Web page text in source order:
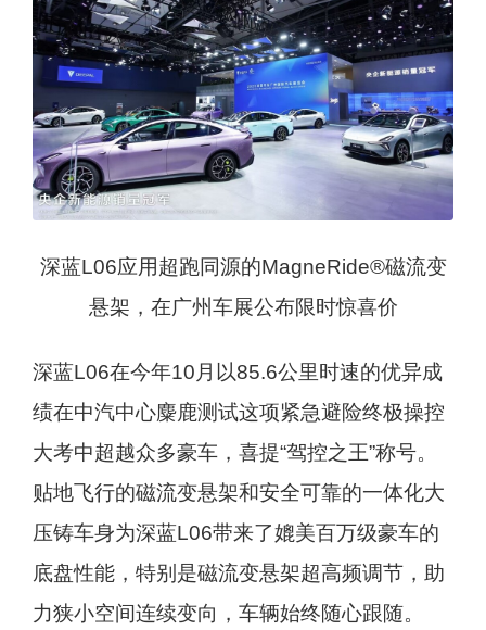
深蓝L06应用超跑同源的MagneRide®磁流变
悬架，在广州车展公布限时惊喜价
深蓝L06在今年10月以85.6公里时速的优异成
绩在中汽中心麋鹿测试这项紧急避险终极操控
大考中超越众多豪车，喜提“驾控之王”称号。
贴地飞行的磁流变悬架和安全可靠的一体化大
压铸车身为深蓝L06带来了媲美百万级豪车的
底盘性能，特别是磁流变悬架超高频调节，助
力狭小空间连续变向，车辆始终随心跟随。